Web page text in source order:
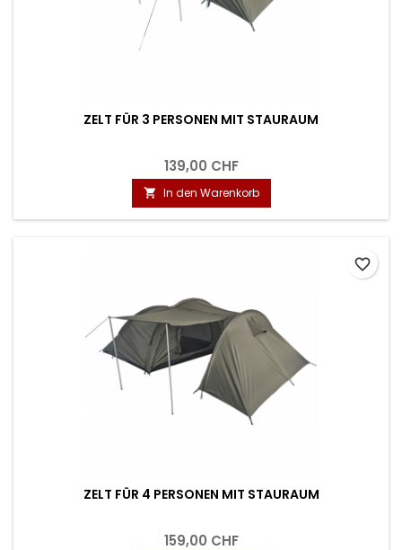
ZELT FÜR 3 PERSONEN MIT STAURAUM
139,00 CHF
 In den Warenkorb
ZELT FÜR 4 PERSONEN MIT STAURAUM
159,00 CHF
favorite_border